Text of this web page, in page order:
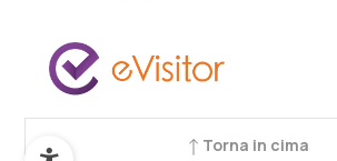
Torna in cima